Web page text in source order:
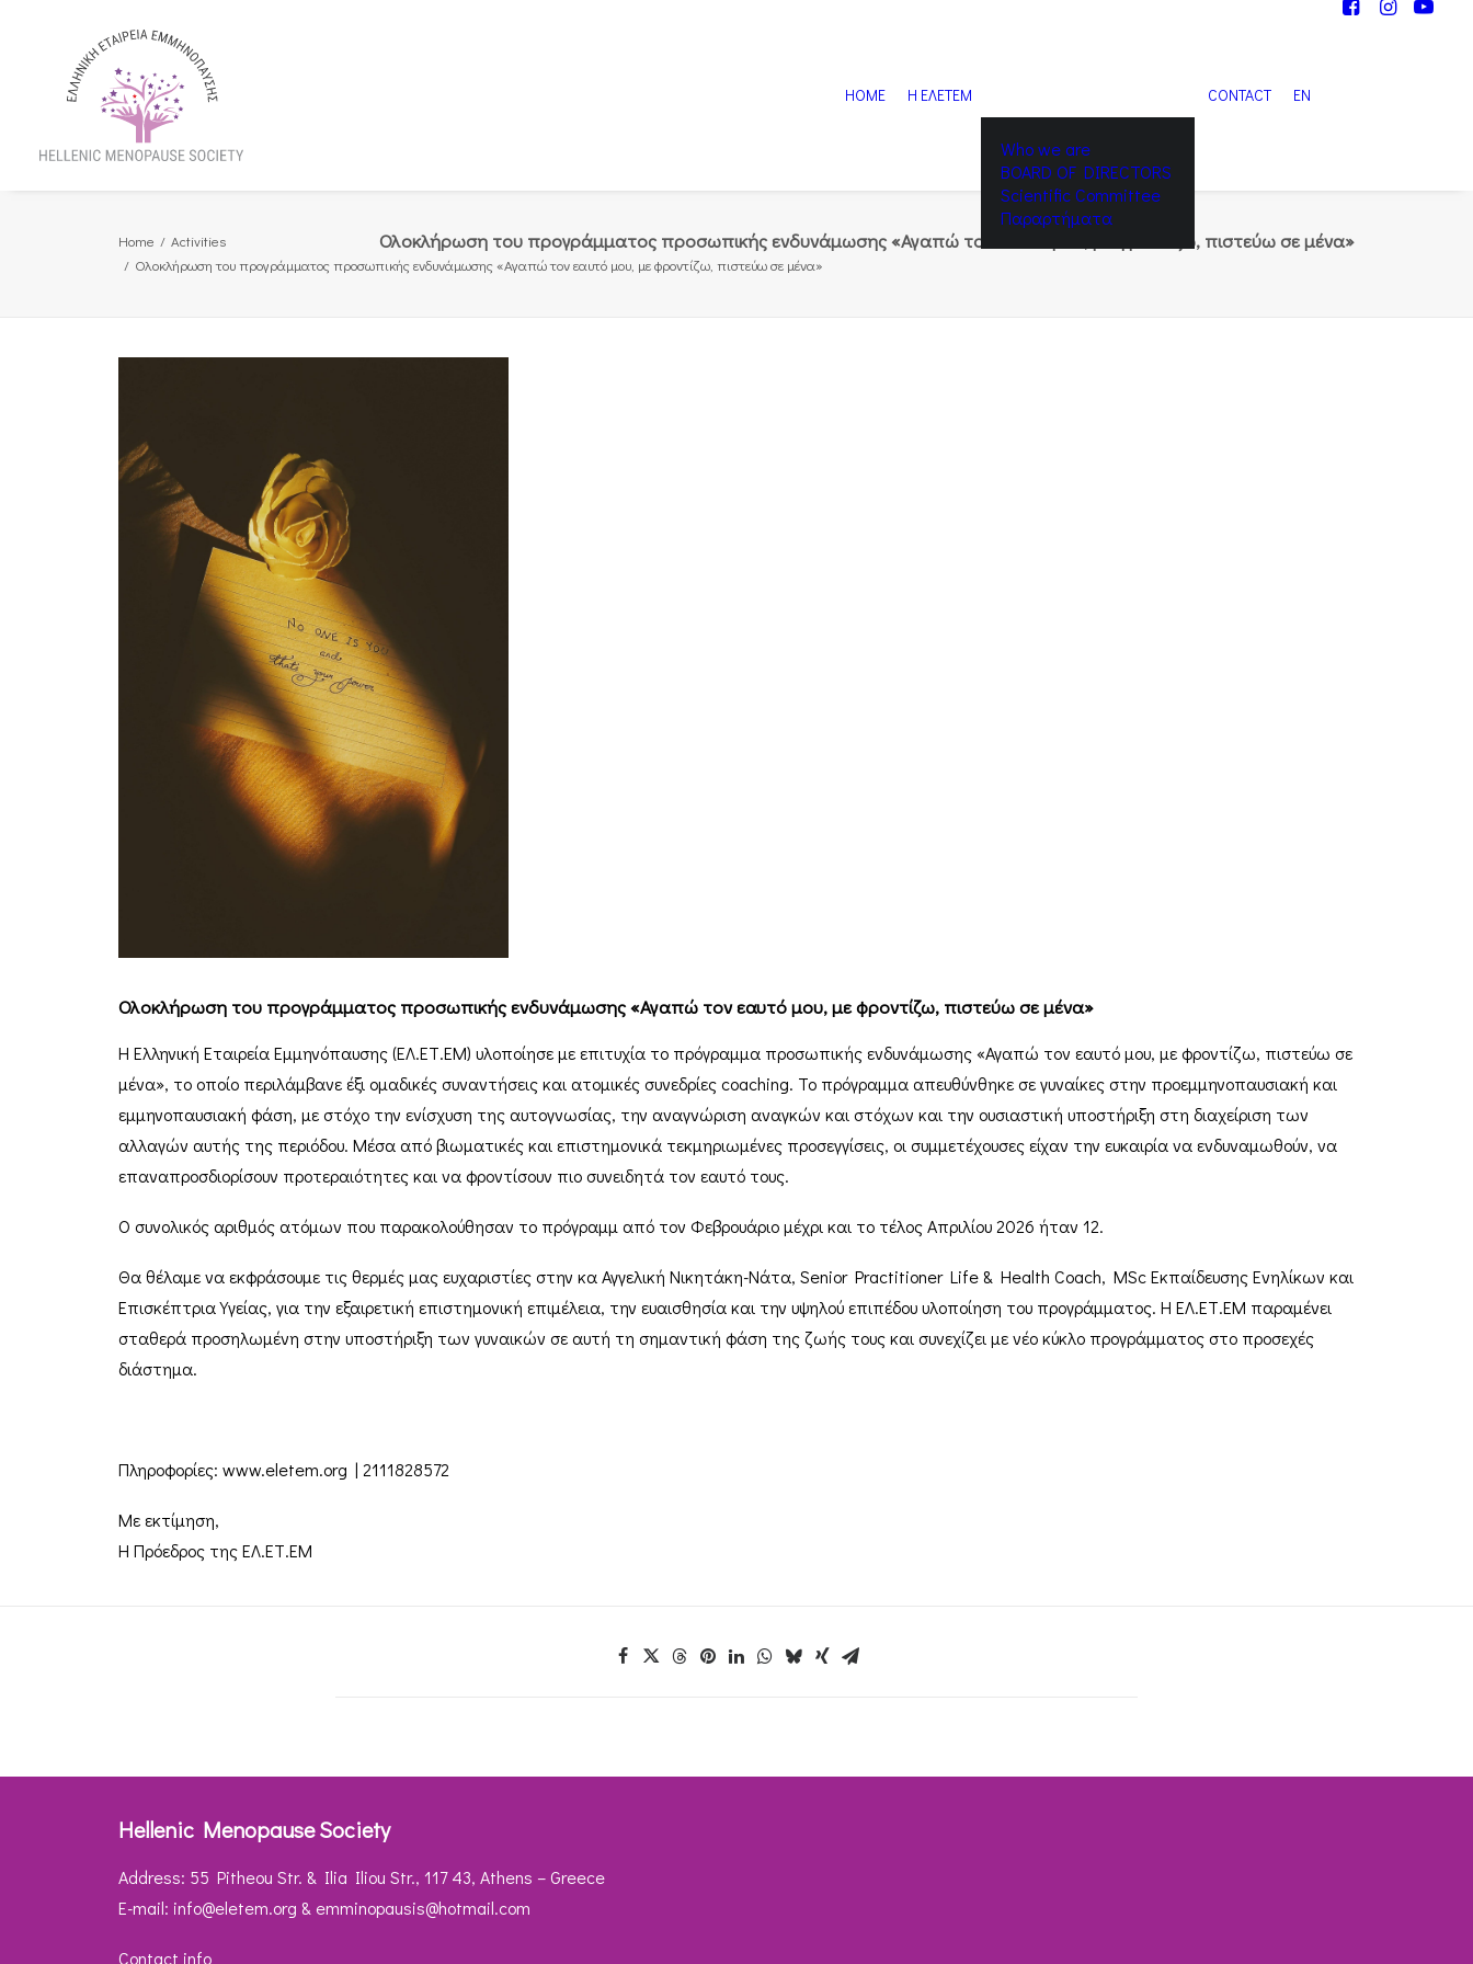
HOME Η ΕΛΕΤΕΜ
Who we are
BOARD OF DIRECTORS
Scientific Committee
Παραρτήματα
CONTACT EN
Ολοκλήρωση του προγράμματος προσωπικής ενδυνάμωσης «Αγαπώ τον εαυτό μου, με φροντίζω, πιστεύω σε μένα»
Home
Activities
Ολοκλήρωση του προγράμματος προσωπικής ενδυνάμωσης «Αγαπώ τον εαυτό μου, με φροντίζω, πιστεύω σε μένα»
Ολοκλήρωση του προγράμματος προσωπικής ενδυνάμωσης «Αγαπώ τον εαυτό μου, με φροντίζω, πιστεύω σε μένα»
Η Ελληνική Εταιρεία Εμμηνόπαυσης (ΕΛ.ΕΤ.ΕΜ) υλοποίησε με επιτυχία το πρόγραμμα προσωπικής ενδυνάμωσης «Αγαπώ τον εαυτό μου, με φροντίζω, πιστεύω σε
μένα», το οποίο περιλάμβανε έξι ομαδικές συναντήσεις και ατομικές συνεδρίες coaching. Το πρόγραμμα απευθύνθηκε σε γυναίκες στην προεμμηνοπαυσιακή και
εμμηνοπαυσιακή φάση, με στόχο την ενίσχυση της αυτογνωσίας, την αναγνώριση αναγκών και στόχων και την ουσιαστική υποστήριξη στη διαχείριση των
αλλαγών αυτής της περιόδου. Μέσα από βιωματικές και επιστημονικά τεκμηριωμένες προσεγγίσεις, οι συμμετέχουσες είχαν την ευκαιρία να ενδυναμωθούν, να
επαναπροσδιορίσουν προτεραιότητες και να φροντίσουν πιο συνειδητά τον εαυτό τους.
Ο συνολικός αριθμός ατόμων που παρακολούθησαν το πρόγραμμ από τον Φεβρουάριο μέχρι και το τέλος Απριλίου 2026 ήταν 12.
Θα θέλαμε να εκφράσουμε τις θερμές μας ευχαριστίες στην κα Αγγελική Νικητάκη-Νάτα, Senior Practitioner Life & Health Coach, MSc Εκπαίδευσης Ενηλίκων και
Επισκέπτρια Υγείας, για την εξαιρετική επιστημονική επιμέλεια, την ευαισθησία και την υψηλού επιπέδου υλοποίηση του προγράμματος. Η ΕΛ.ΕΤ.ΕΜ παραμένει
σταθερά προσηλωμένη στην υποστήριξη των γυναικών σε αυτή τη σημαντική φάση της ζωής τους και συνεχίζει με νέο κύκλο προγράμματος στο προσεχές
διάστημα.
Πληροφορίες: www.eletem.org | 2111828572
Με εκτίμηση,
Η Πρόεδρος της ΕΛ.ΕΤ.ΕΜ
Hellenic Menopause Society
Address: 55 Pitheou Str. & Ilia Iliou Str., 117 43, Athens – Greece
Ε-mail: info@eletem.org & emminopausis@hotmail.com
Contact info